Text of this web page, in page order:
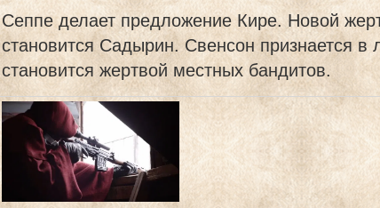
Сеппе делает предложение Кире. Новой
становится Садырин. Свенсон признается
становится жертвой местных бандитов.